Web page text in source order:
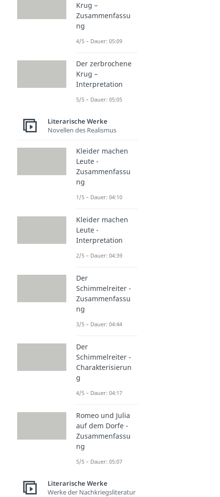
Krug –
Zusammenfassu
ng
4/5 – Dauer: 05:09
Der zerbrochene
Krug –
Interpretation
5/5 – Dauer: 05:05
Literarische Werke
Novellen des Realismus
Kleider machen
Leute -
Zusammenfassu
ng
1/5 – Dauer: 04:10
Kleider machen
Leute -
Interpretation
2/5 – Dauer: 04:39
Der
Schimmelreiter -
Zusammenfassu
ng
3/5 – Dauer: 04:44
Der
Schimmelreiter -
Charakterisierun
g
4/5 – Dauer: 04:17
Romeo und Julia
auf dem Dorfe -
Zusammenfassu
ng
5/5 – Dauer: 05:07
Literarische Werke
Werke der Nachkriegsliteratur